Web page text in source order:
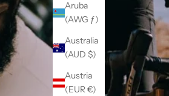
Aruba
(AWG ƒ)
Australia
(AUD $)
Austria
(EUR €)